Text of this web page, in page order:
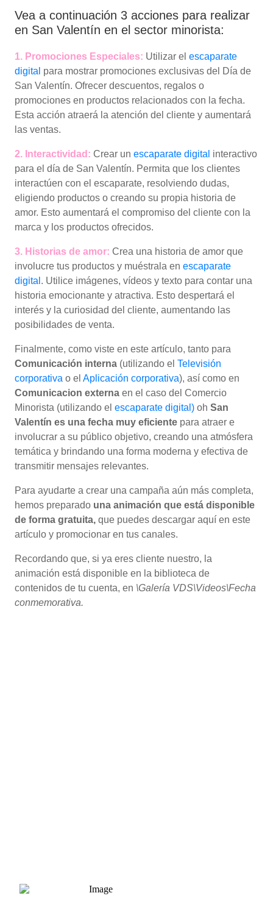
Vea a continuación 3 acciones para realizar
en San Valentín en el sector minorista:
1. Promociones Especiales: Utilizar el escaparate
digital para mostrar promociones exclusivas del Día de
San Valentín. Ofrecer descuentos, regalos o
promociones en productos relacionados con la fecha.
Esta acción atraerá la atención del cliente y aumentará
las ventas.
2. Interactividad: Crear un escaparate digital interactivo
para el día de San Valentín. Permita que los clientes
interactúen con el escaparate, resolviendo dudas,
eligiendo productos o creando su propia historia de
amor. Esto aumentará el compromiso del cliente con la
marca y los productos ofrecidos.
3. Historias de amor: Crea una historia de amor que
involucre tus productos y muéstrala en escaparate
digital . Utilice imágenes, vídeos y texto para contar una
historia emocionante y atractiva. Esto despertará el
interés y la curiosidad del cliente, aumentando las
posibilidades de venta.
Finalmente, como viste en este artículo, tanto para
Comunicación interna (utilizando el Televisión
corporativa o el Aplicación corporativa), así como en
Comunicacion externa en el caso del Comercio
Minorista (utilizando el escaparate digital) oh San
Valentín es una fecha muy eficiente para atraer e
involucrar a su público objetivo, creando una atmósfera
temática y brindando una forma moderna y efectiva de
transmitir mensajes relevantes.
Para ayudarte a crear una campaña aún más completa,
hemos preparado una animación que está disponible
de forma gratuita, que puedes descargar aquí en este
artículo y promocionar en tus canales.
Recordando que, si ya eres cliente nuestro, la
animación está disponible en la biblioteca de
contenidos de tu cuenta, en \Galería VDS\Videos\Fecha
conmemorativa.